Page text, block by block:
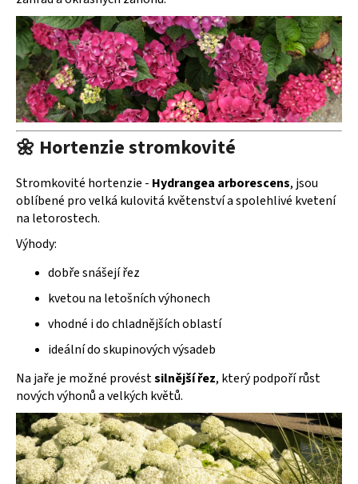
🌼 Hortenzie stromkovité
Stromkovité hortenzie - Hydrangea arborescens, jsou
oblíbené pro velká kulovitá květenství a spolehlivé kvetení
na letorostech.
Výhody:
dobře snášejí řez
kvetou na letošních výhonech
vhodné i do chladnějších oblastí
ideální do skupinových výsadeb
Na jaře je možné provéstsilnější řez, který podpoří růst
nových výhonů a velkých květů.